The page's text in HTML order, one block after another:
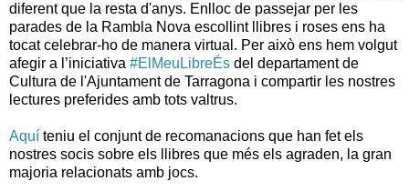
diferent que la resta d'anys. Enlloc de passejar per les
parades de la Rambla Nova escollint llibres i roses ens ha
tocat celebrar-ho de manera virtual. Per això ens hem volgut
afegir a l’iniciativa #ElMeuLibreÉs del departament de
Cultura de l'Ajuntament de Tarragona i compartir les nostres
lectures preferides amb tots valtrus.
Aquí teniu el conjunt de recomanacions que han fet els
nostres socis sobre els llibres que més els agraden, la gran
majoria relacionats amb jocs.